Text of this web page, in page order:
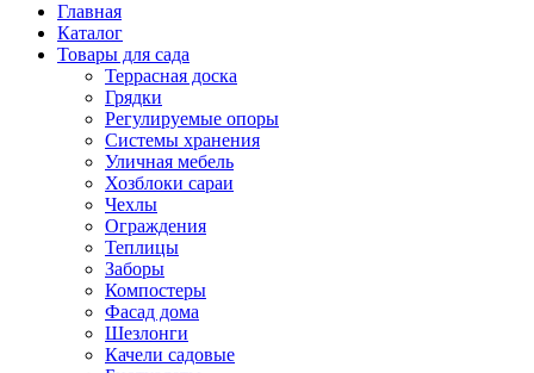
Главная
Каталог
Товары для сада
Террасная доска
Грядки
Регулируемые опоры
Системы хранения
Уличная мебель
Хозблоки сараи
Чехлы
Ограждения
Теплицы
Заборы
Компостеры
Фасад дома
Шезлонги
Качели садовые